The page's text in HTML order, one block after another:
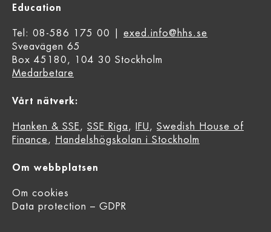
Education
Tel: 08-586 175 00 | exed.info@hhs.se
Sveavägen 65
Box 45180, 104 30 Stockholm
Medarbetare
Vårt nätverk:
Hanken & SSE , SSE Riga , IFU , Swedish House of
Finance, Handelshögskolan i Stockholm
Om webbplatsen
Om cookies
Data protection – GDPR